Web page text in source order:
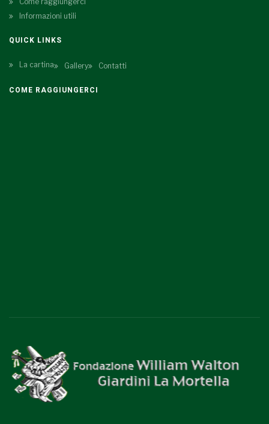
Informazioni utili
QUICK LINKS
La cartina Gallery Contatti
COME RAGGIUNGERCI